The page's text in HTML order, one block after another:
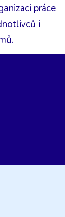
práce
i